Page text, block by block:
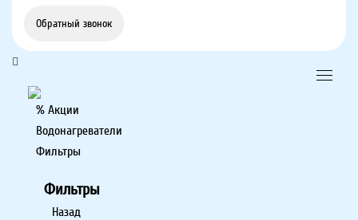
Обратный звонок
% Акции
Водонагреватели
Фильтры
Фильтры
Назад